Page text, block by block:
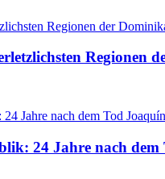
Regionen
24 Jahre nach